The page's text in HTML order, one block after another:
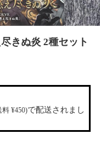
きぬ炎 2種セット
料 ¥450)で配送されまし